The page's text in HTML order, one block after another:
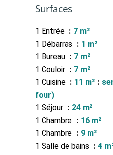
Surfaces
1 Entrée
7 m²
1 Débarras
1 m²
1 Bureau
7 m²
1 Couloir
7 m²
1 Cuisine
11 m²
four)
1 Séjour
24 m²
1 Chambre
16 m²
1 Chambre
9 m²
1 Salle de bains
4